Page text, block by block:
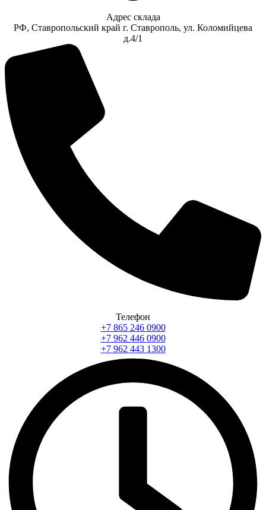
Адрес склада
РФ, Ставропольский край г. Ставрополь, ул. Коломийцева
д.4/1
Телефон
+7 865 246 0900
+7 962 446 0900
+7 962 443 1300